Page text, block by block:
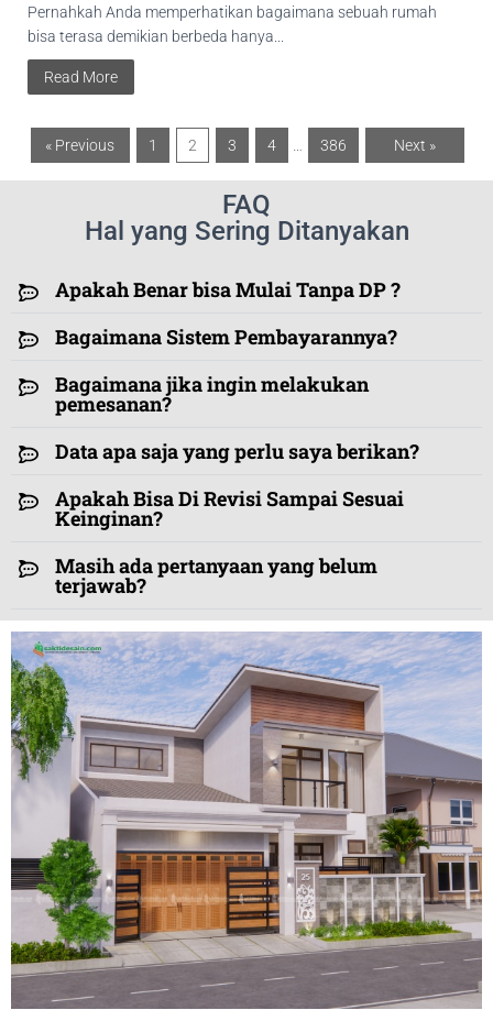
Pernahkah Anda memperhatikan bagaimana sebuah rumah
bisa terasa demikian berbeda hanya...
Read More
« Previous 1 2 3 4 … 386 Next »
FAQ
Hal yang Sering Ditanyakan
Apakah Benar bisa Mulai Tanpa DP ?
Bagaimana Sistem Pembayarannya?
Bagaimana jika ingin melakukan
pemesanan?
Data apa saja yang perlu saya berikan?
Apakah Bisa Di Revisi Sampai Sesuai
Keinginan?
Masih ada pertanyaan yang belum
terjawab?